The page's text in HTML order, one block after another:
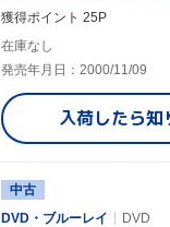
獲得ポイント 25P
在庫なし
発売年月日：2000/11/09
入荷したら知
中古
DVD・ブルーレイ
DVD